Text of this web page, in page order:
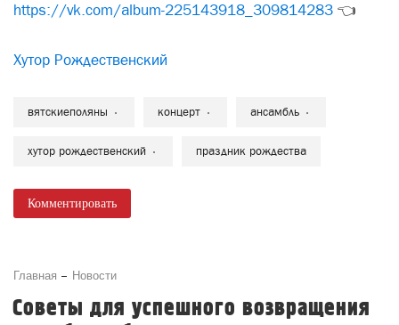
https://vk.com/album-225143918_309814283 👈
Хутор Рождественский
вятскиеполяны концерт ансамбль
хутор рождественский праздник рождества
Комментировать
Главная Новости
Советы для успешного возвращения